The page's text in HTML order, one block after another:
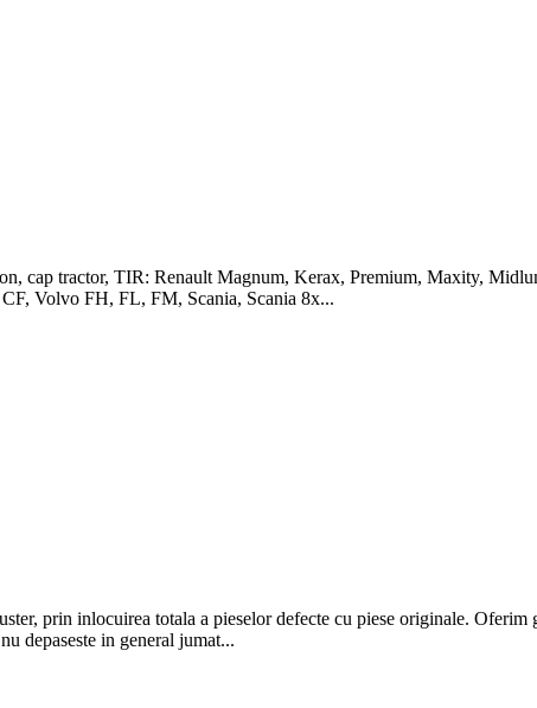
cap tractor, TIR: Renault Magnum, Kerax, Premium, Maxity,
Volvo FH, FL, FM, Scania, Scania 8x...
prin inlocuirea totala a pieselor defecte cu piese originale.
depaseste in general jumat...